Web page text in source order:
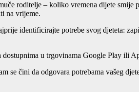
roditelje – koliko vremena dijete
na vrijeme.
identificirajte potrebe svog djeteta:
u trgovinama Google Play ili
se čini da odgovara potrebama vašeg